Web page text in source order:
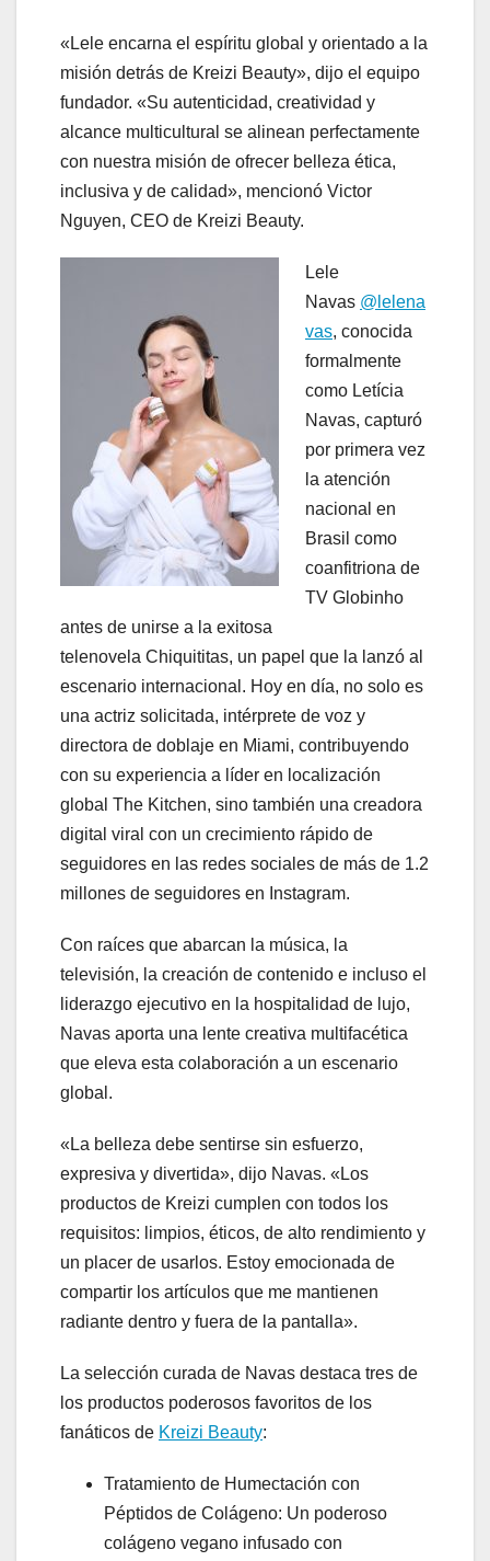
«Lele encarna el espíritu global y orientado a la
misión detrás de Kreizi Beauty», dijo el equipo
fundador. «Su autenticidad, creatividad y
alcance multicultural se alinean perfectamente
con nuestra misión de ofrecer belleza ética,
inclusiva y de calidad», mencionó Victor
Nguyen, CEO de Kreizi Beauty.
Lele
Navas @lelena
vas, conocida
formalmente
como Letícia
Navas, capturó
por primera vez
la atención
nacional en
Brasil como
coanfitriona de
TV Globinho
antes de unirse a la exitosa
telenovela Chiquititas, un papel que la lanzó al
escenario internacional. Hoy en día, no solo es
una actriz solicitada, intérprete de voz y
directora de doblaje en Miami, contribuyendo
con su experiencia a líder en localización
global The Kitchen, sino también una creadora
digital viral con un crecimiento rápido de
seguidores en las redes sociales de más de 1.2
millones de seguidores en Instagram.
Con raíces que abarcan la música, la
televisión, la creación de contenido e incluso el
liderazgo ejecutivo en la hospitalidad de lujo,
Navas aporta una lente creativa multifacética
que eleva esta colaboración a un escenario
global.
«La belleza debe sentirse sin esfuerzo,
expresiva y divertida», dijo Navas. «Los
productos de Kreizi cumplen con todos los
requisitos: limpios, éticos, de alto rendimiento y
un placer de usarlos. Estoy emocionada de
compartir los artículos que me mantienen
radiante dentro y fuera de la pantalla».
La selección curada de Navas destaca tres de
los productos poderosos favoritos de los
fanáticos de Kreizi Beauty:
Tratamiento de Humectación con
Péptidos de Colágeno: Un poderoso
colágeno vegano infusado con